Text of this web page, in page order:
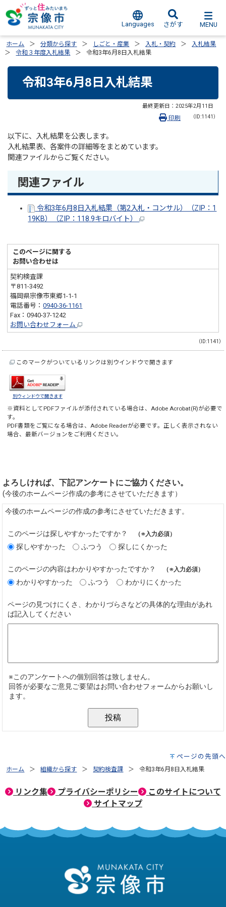
Languages さがす MENU
ホーム 分類から探す しごと・産業 入札・契約
入札結果
令和３年度入札結果
令和3年6月8日入札結果
令和3年6月8日入札結果
最終更新日： 2025年2月11日
（ID:1141）
印刷
以下に、入札結果を公表します。
入札結果表、各案件の詳細等をまとめています。
関連ファイルからご覧ください。
関連ファイル
令和3年6月8日入札結果（第2入札・コンサル）（ZIP：1
19KB）（ZIP：118.9キロバイト）
このページに関する
お問い合わせは
契約検査課
〒811-3492
福岡県宗像市東郷1-1-1
電話番号：0940-36-1161
Fax：0940-37-1242
お問い合わせフォーム
（ID:1141）
このマークがついているリンクは別ウインドウで開きます
別ウィンドウで開きます
※資料としてPDFファイルが添付されている場合は、Adobe Acrobat(R)が必要で
す。
PDF書類をご覧になる場合は、Adobe Readerが必要です。正しく表示されない
場合、最新バージョンをご利用ください。
ページの先頭へ
ホーム 組織から探す 契約検査課 令和3年6月8日入札結果
リンク集 プライバシーポリシー
このサイトについて
サイトマップ